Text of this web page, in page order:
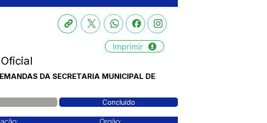
Imprimir
DA SECRETARIA MUNICIPAL DE
Concluído